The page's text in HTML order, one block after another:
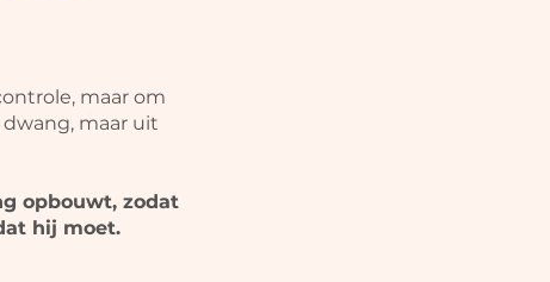
maar om
maar uit
opbouwt, zodat
hij moet.